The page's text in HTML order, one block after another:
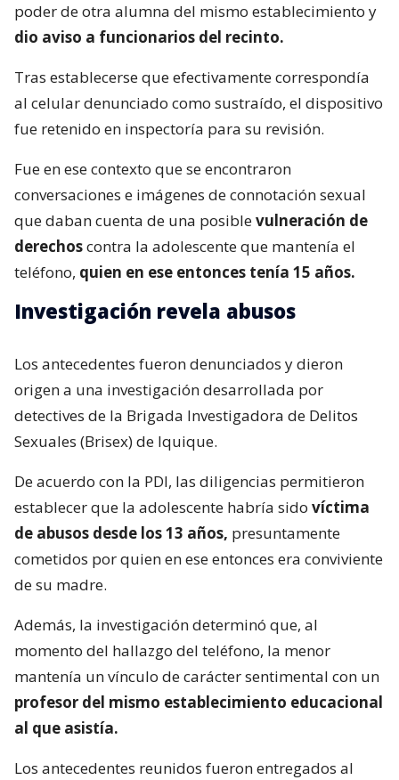
poder de otra alumna del mismo establecimiento y
dio aviso a funcionarios del recinto.
Tras establecerse que efectivamente correspondía
al celular denunciado como sustraído, el dispositivo
fue retenido en inspectoría para su revisión.
Fue en ese contexto que se encontraron
conversaciones e imágenes de connotación sexual
que daban cuenta de una posiblevulneración de
derechoscontra la adolescente que mantenía el
teléfono, quien en ese entonces tenía 15 años.
Investigación revela abusos
Los antecedentes fueron denunciados y dieron
origen a una investigación desarrollada por
detectives de la Brigada Investigadora de Delitos
Sexuales (Brisex) de Iquique.
De acuerdo con la PDI, las diligencias permitieron
establecer que la adolescente habría sido víctima
de abusos desde los 13 años, presuntamente
cometidos por quien en ese entonces era conviviente
de su madre.
Además, la investigación determinó que, al
momento del hallazgo del teléfono, la menor
mantenía un vínculo de carácter sentimental con un
profesor del mismo establecimiento educacional
al que asistía.
Los antecedentes reunidos fueron entregados al